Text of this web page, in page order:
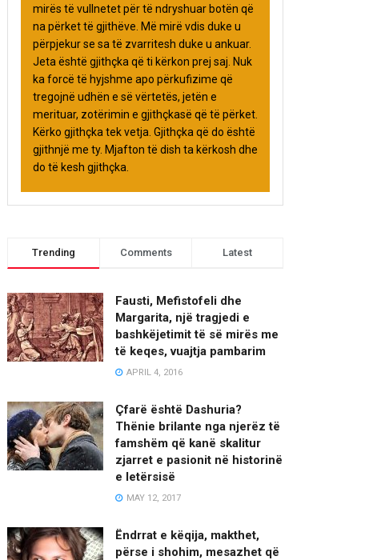
mirës të vullnetet për të ndryshuar botën që
na përket të gjithëve. Më mirë vdis duke u
përpjekur se sa të zvarritesh duke u ankuar.
Jeta është gjithçka që ti kërkon prej saj. Nuk
ka forcë të hyjshme apo përkufizime që
tregojnë udhën e së vërtetës, jetën e
merituar, zotërimin e gjithçkasë që të përket.
Kërko gjithçka tek vetja. Gjithçka që do është
gjithnjë me ty. Mjafton të dish ta kërkosh dhe
do të kesh gjithçka.
Trending Comments Latest
Fausti, Mefistofeli dhe
Margarita, një tragjedi e
bashkëjetimit të së mirës me
të keqes, vuajtja pambarim
APRIL 4, 2016
Çfarë është Dashuria?
Thënie brilante nga njerëz të
famshëm që kanë skalitur
zjarret e pasionit në historinë
e letërsisë
MAY 12, 2017
Ëndrrat e këqija, makthet,
përse i shohim, mesazhet që